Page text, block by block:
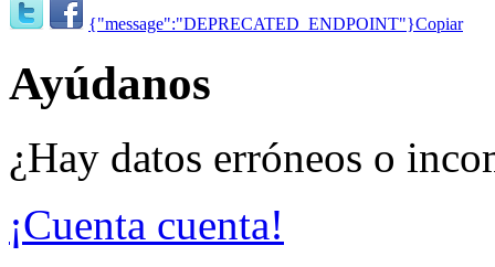
{"message":"DEPRECATED_ENDPOINT"}Copiar
Ayúdanos
¿Hay datos erróneos o
¡Cuenta cuenta!